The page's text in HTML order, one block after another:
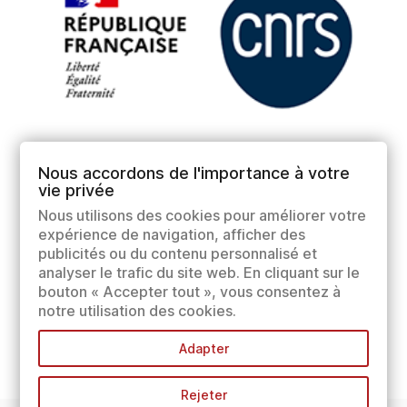
Nous accordons de l'importance à votre
vie privée
Nous utilisons des cookies pour améliorer votre
expérience de navigation, afficher des
publicités ou du contenu personnalisé et
analyser le trafic du site web. En cliquant sur le
bouton « Accepter tout », vous consentez à
notre utilisation des cookies.
Adapter
Rejeter